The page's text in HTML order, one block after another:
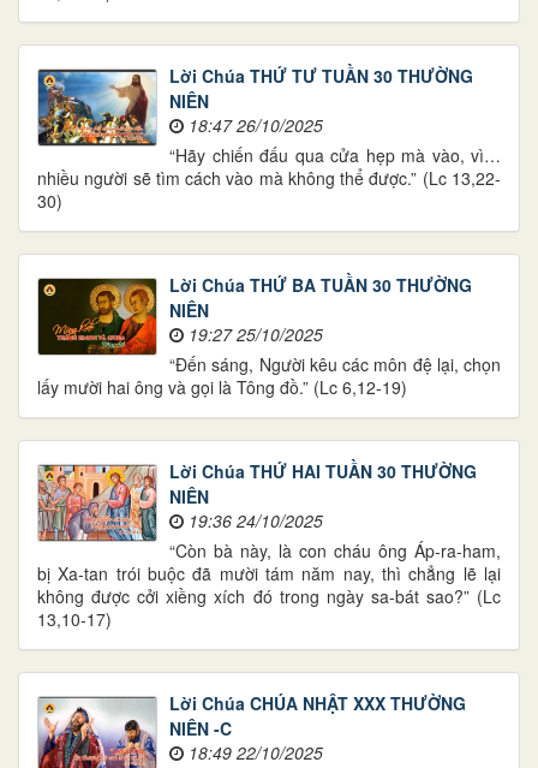
Lời Chúa THỨ TƯ TUẦN 30 THƯỜNG
NIÊN
18:47 26/10/2025
“Hãy chiến đấu qua cửa hẹp mà vào, vì…
nhiều người sẽ tìm cách vào mà không thể được.” (Lc 13,22-
30)
Lời Chúa THỨ BA TUẦN 30 THƯỜNG
NIÊN
19:27 25/10/2025
“Đến sáng, Người kêu các môn đệ lại, chọn
lấy mười hai ông và gọi là Tông đồ.” (Lc 6,12-19)
Lời Chúa THỨ HAI TUẦN 30 THƯỜNG
NIÊN
19:36 24/10/2025
“Còn bà này, là con cháu ông Áp-ra-ham,
bị Xa-tan trói buộc đã mười tám năm nay, thì chẳng lẽ lại
không được cởi xiềng xích đó trong ngày sa-bát sao?” (Lc
13,10-17)
Lời Chúa CHÚA NHẬT XXX THƯỜNG
NIÊN -C
18:49 22/10/2025